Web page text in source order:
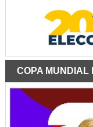
COPA MUNDIAL